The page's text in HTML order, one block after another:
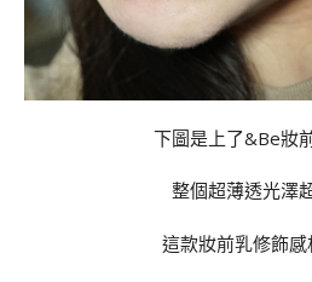
下圖是上了&Be妝
整個超薄透光澤
這款妝前乳修飾